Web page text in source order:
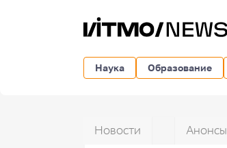
Наука Образование
Новости Анонсы